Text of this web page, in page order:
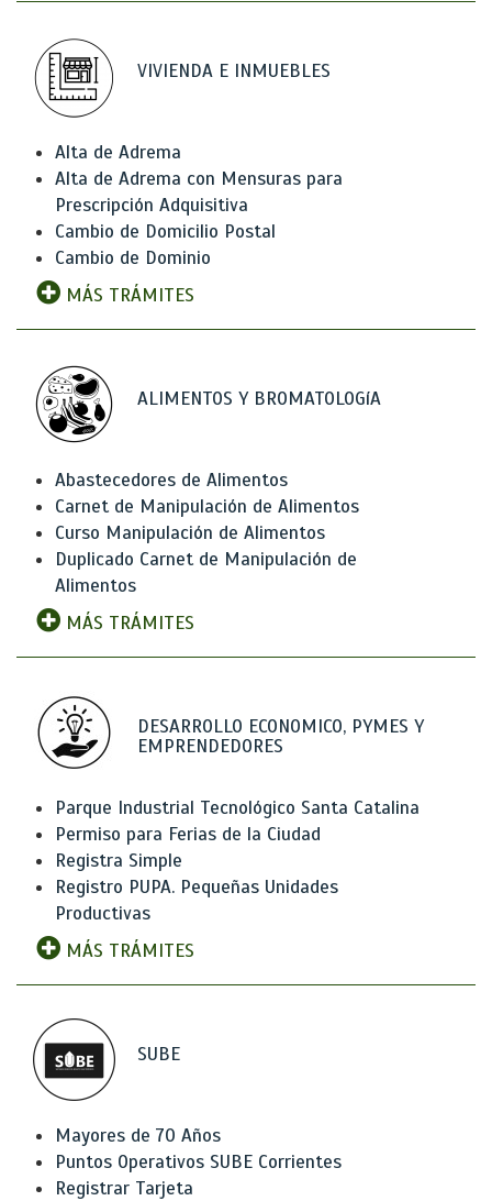
VIVIENDA E INMUEBLES
Alta de Adrema
Alta de Adrema con Mensuras para
Prescripción Adquisitiva
Cambio de Domicilio Postal
Cambio de Dominio
MÁS TRÁMITES
ALIMENTOS Y BROMATOLOGíA
Abastecedores de Alimentos
Carnet de Manipulación de Alimentos
Curso Manipulación de Alimentos
Duplicado Carnet de Manipulación de
Alimentos
MÁS TRÁMITES
DESARROLLO ECONOMICO, PYMES Y
EMPRENDEDORES
Parque Industrial Tecnológico Santa Catalina
Permiso para Ferias de la Ciudad
Registra Simple
Registro PUPA. Pequeñas Unidades
Productivas
MÁS TRÁMITES
SUBE
Mayores de 70 Años
Puntos Operativos SUBE Corrientes
Registrar Tarjeta